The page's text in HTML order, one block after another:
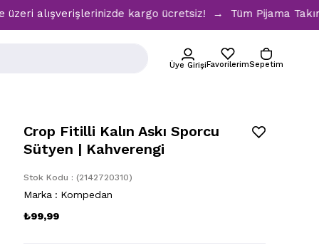
kargo ücretsiz! → Tüm Pijama
Üye GirişiFavorilerimSepetim
Crop Fitilli Kalın Askı Sporcu
Sütyen | Kahverengi
Stok Kodu (2142720310)
Marka : Kompedan
₺99,99